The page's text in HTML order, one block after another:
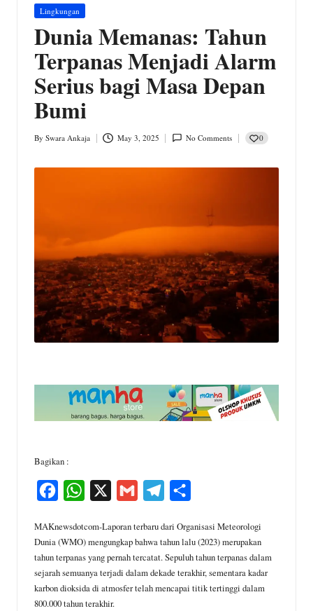
m
Posted
Lingkungan
Dunia Memanas: Tahun
Terpanas Menjadi Alarm
Serius bagi Masa Depan
Bumi
Posted
By Swara Ankaja May 3, 2025 No Comments 0
Bagikan :
c
e
b
o
W
a
t
s
A
a
i
l
l
e
g
r
a
r
e
MAKnewsdotcom-Laporan terbaru dari Organisasi Meteorologi
Dunia (WMO) mengungkap bahwa tahun lalu (2023) merupakan
tahun terpanas yang pernah tercatat. Sepuluh tahun terpanas dalam
sejarah semuanya terjadi dalam dekade terakhir, sementara kadar
karbon dioksida di atmosfer telah mencapai titik tertinggi dalam
800.000 tahun terakhir.